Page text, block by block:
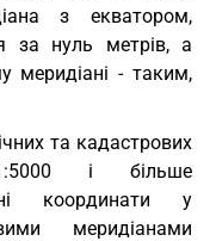
з екватором,
за нуль метрів, а
меридіані - таким,
та кадастрових
і більше
координати у
меридіанами